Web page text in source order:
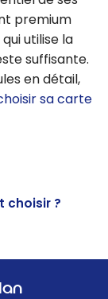
premium
utilise la
suffisante.
en détail,
sa carte
choisir ?